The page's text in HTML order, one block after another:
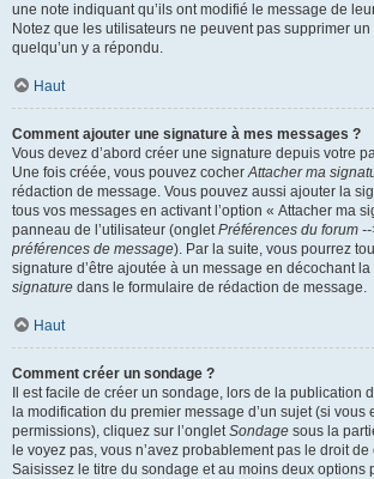
une note indiquant qu’ils ont modifié le message de
Notez que les utilisateurs ne peuvent pas supprimer
quelqu’un y a répondu.
Haut
Comment ajouter une signature à mes messages ?
Vous devez d’abord créer une signature depuis votre
Une fois créée, vous pouvez cocherAttacher ma
rédaction de message. Vous pouvez aussi ajouter la
tous vos messages en activant l’option « Attacher ma
panneau de l’utilisateur (ongletPréférences du forum
préférences de message). Par la suite, vous pourrez
signature d’être ajoutée à un message en décochant
signature dans le formulaire de rédaction de message.
Haut
Comment créer un sondage ?
Il est facile de créer un sondage, lors de la publication
la modification du premier message d’un sujet (si vous
permissions), cliquez sur l’ongletSondage sous la
le voyez pas, vous n’avez probablement pas le droit
Saisissez le titre du sondage et au moins deux options